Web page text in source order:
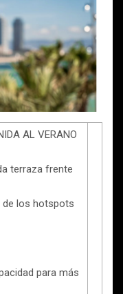
AL VERANO
terraza frente
de los hotspots
para más